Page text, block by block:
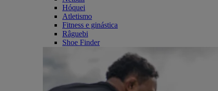
Hóquei
Atletismo
Fitness e ginástica
Râguebi
Shoe Finder